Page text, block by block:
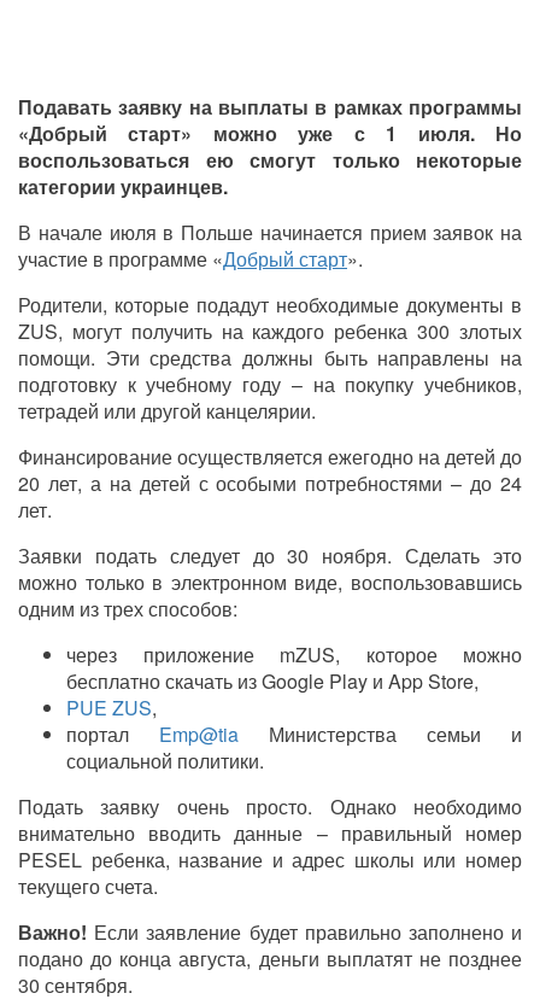
Подавать заявку на выплаты в рамках программы
«Добрый старт» можно уже с 1 июля. Но
воспользоваться ею смогут только некоторые
категории украинцев.
В начале июля в Польше начинается прием заявок на
участие в программе «Добрый старт».
Родители, которые подадут необходимые документы в
ZUS, могут получить на каждого ребенка 300 злотых
помощи. Эти средства должны быть направлены на
подготовку к учебному году – на покупку учебников,
тетрадей или другой канцелярии.
Финансирование осуществляется ежегодно на детей до
20 лет, а на детей с особыми потребностями – до 24
лет.
Заявки подать следует до 30 ноября. Сделать это
можно только в электронном виде, воспользовавшись
одним из трех способов:
через приложение mZUS, которое можно
бесплатно скачать из Google Play и App Store,
PUE ZUS,
портал Emp@tia Министерства семьи и
социальной политики.
Подать заявку очень просто. Однако необходимо
внимательно вводить данные – правильный номер
PESEL ребенка, название и адрес школы или номер
текущего счета.
Важно! Если заявление будет правильно заполнено и
подано до конца августа, деньги выплатят не позднее
30 сентября.